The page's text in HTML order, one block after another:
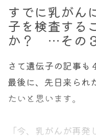
正常な乳腺であるこ
検診を受けてこの記
自己検診をしておき
あとは定期的に触っ
らないか、感じない
のです。
＊＊＊＊＊＊＊＊
すでに乳がん
子を検査する
か？ …その
さて遺伝子の記事も
最後に、先日来られ
たいと思います。
「今、乳がんが再